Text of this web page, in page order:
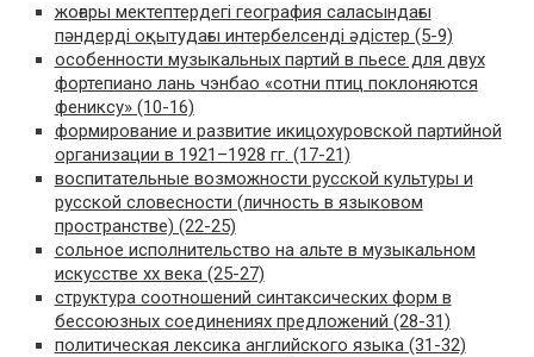
жоғары мектептердегі география саласындағы
пәндерді оқытудағы интербелсенді әдістер (5-9)
особенности музыкальных партий в пьесе для двух
фортепиано лань чэнбао «сотни птиц поклоняются
фениксу» (10-16)
формирование и развитие икицохуровской партийной
организации в 1921–1928 гг. (17-21)
воспитательные возможности русской культуры и
русской словесности (личность в языковом
пространстве) (22-25)
сольное исполнительство на альте в музыкальном
искусстве хх века (25-27)
структура соотношений синтаксических форм в
бессоюзных соединениях предложений (28-31)
политическая лексика английского языка (31-32)